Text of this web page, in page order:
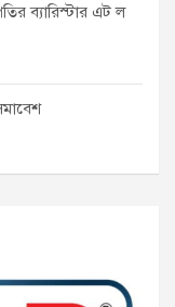
ব্যারিস্টার এট ল